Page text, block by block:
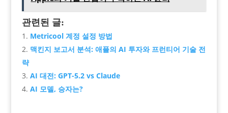
관련된 글:
Metricool 계정 설정 방법
맥킨지 보고서 분석: 애플의 AI 투자와 프런티어 기술 전
략
AI 대전: GPT-5.2 vs Claude
AI 모델, 승자는?